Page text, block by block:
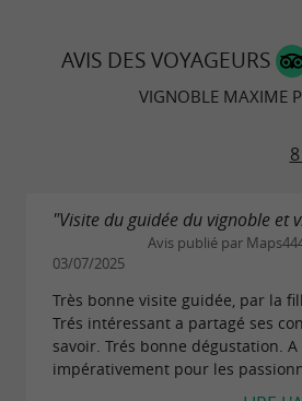
AVIS DES VOYAGEURS
VIGNOBLE MAXIME
"Visite du guidée du vignoble et
Avis publié par
03/07/2025
Très bonne visite guidée, par la
Trés intéressant a partagé ses
savoir. Trés bonne dégustation.
impérativement pour les